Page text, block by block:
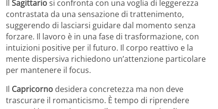
Il Sagittariosi confronta con una voglia di leggerezza
contrastata da una sensazione di trattenimento,
suggerendo di lasciarsi guidare dal momento senza
forzare. Il lavoro è in una fase di trasformazione, con
intuizioni positive per il futuro. Il corpo reattivo e la
mente dispersiva richiedono un’attenzione particolare
per mantenere il focus.
Il Capricorno desidera concretezza ma non deve
trascurare il romanticismo. È tempo di riprendere